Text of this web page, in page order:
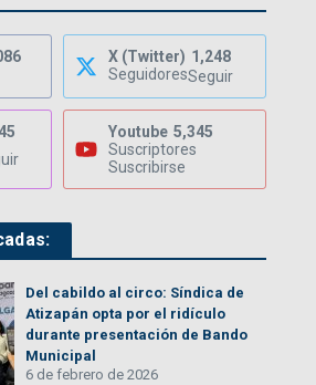
X (Twitter) 1,248
SeguidoresSeguir
Youtube 5,345
Suscriptores
Suscribirse
Del cabildo al circo: Síndica de
Atizapán opta por el ridículo
durante presentación de Bando
Municipal
6 de febrero de 2026